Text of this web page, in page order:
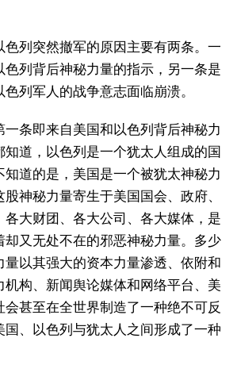
色列突然撤军的原因主要有两条。一
色列背后神秘力量的指示，另一条是
列军人的战争意志面临崩溃。
一条即来自美国和以色列背后神秘力
道，以色列是一个犹太人组成的国
知道的是，美国是一个被犹太神秘力
神秘力量寄生于美国国会、政府、
各大财团、各大公司、各大媒体，是
却又无处不在的邪恶神秘力量。多少
量以其强大的资本力量渗透、依附和
机构、新闻舆论媒体和网络平台、美
甚至在全世界制造了一种绝不可反
国、以色列与犹太人之间形成了一种